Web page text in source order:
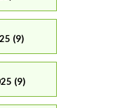
(9)
(9)